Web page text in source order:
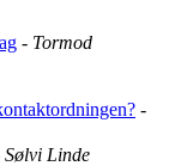
- Tormod
-
Sølvi Linde